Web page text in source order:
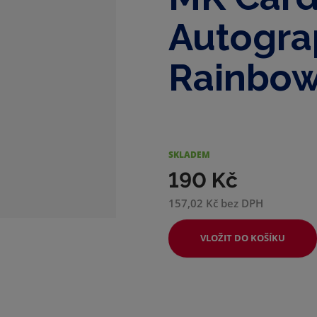
190 Kč
157,02 Kč bez DPH
SKLADEM
VLOŽIT DO KOŠÍKU